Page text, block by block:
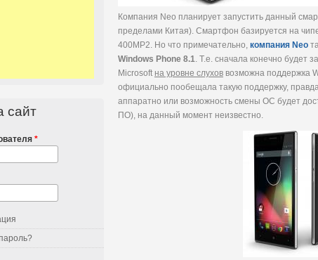
Компания Neo планирует запустить данный
пределами Китая). Смартфон базируется на
400MP2. Но что примечательно, компания Neo
Windows Phone 8.1 . Т.е. сначала конечно будет
Microsoft на уровне слухов возможна поддержка
официально пообещала такую поддержку,
аппаратно или возможность смены ОС будет
ПО), на данный момент неизвестно.
сайт
*